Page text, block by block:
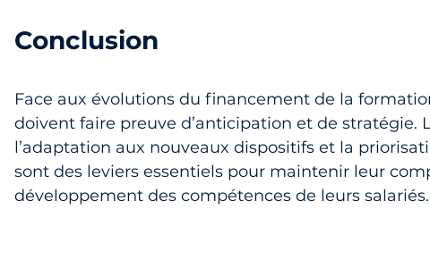
Conclusion
Face aux évolutions du financement de la
doivent faire preuve d’anticipation et de stratégie.
l’adaptation aux nouveaux dispositifs et la
sont des leviers essentiels pour maintenir leur
développement des compétences de leurs salariés.